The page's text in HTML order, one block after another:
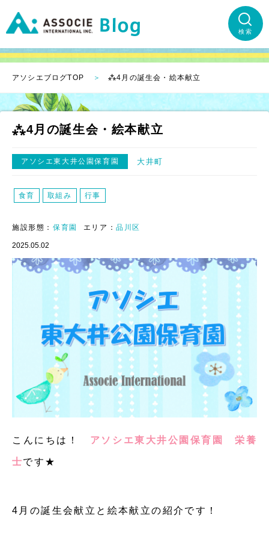
検索
アソシエブログTOP ⁂4月の誕生会・絵本献立
⁂4月の誕生会・絵本献立
アソシエ東大井公園保育園 大井町
食育 取組み 行事
施設形態： 保育園 エリア：品川区
2025.05.02
こんにちは！ アソシエ東大井公園保育園 栄養
士です★
4月の誕生会献立と絵本献立の紹介です！